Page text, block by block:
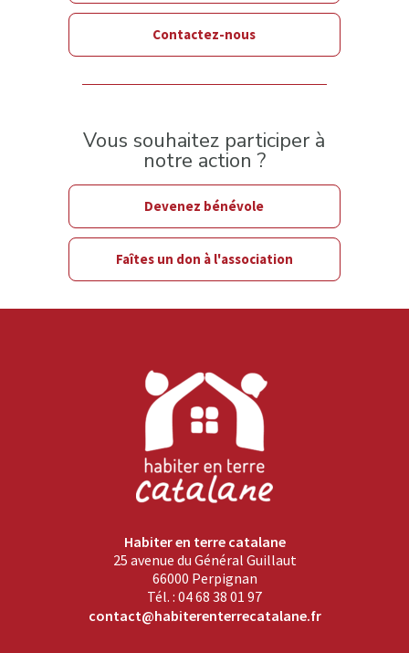
Contactez-nous
Vous souhaitez participer à
notre action ?
Devenez bénévole
Faîtes un don à l'association
Habiter en terre catalane
25 avenue du Général Guillaut
66000 Perpignan
Tél. : 04 68 38 01 97
contact@habiterenterrecatalane.fr